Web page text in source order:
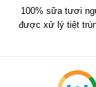
100% sữa tươi
được xử lý tiệt